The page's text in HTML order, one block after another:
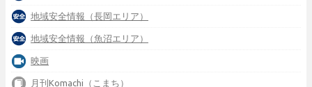
地域安全情報（長岡エリア）
地域安全情報（魚沼エリア）
映画
月刊Komachi（こまち）